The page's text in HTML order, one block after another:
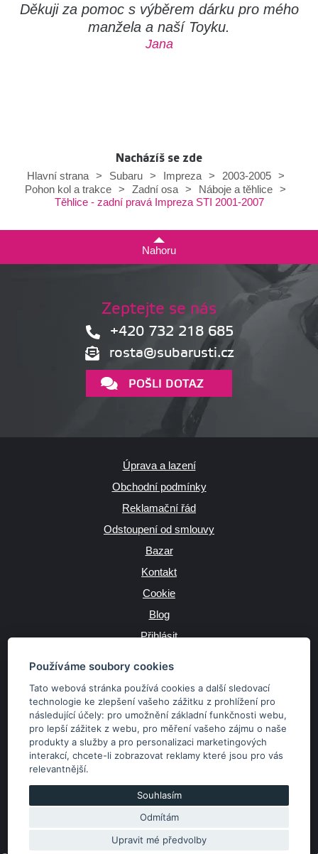
Používáme soubory cookies
Tato webová stránka používá cookies a další sledovací
technologie ke zlepšení vašeho zážitku z prohlížení pro
následující účely: pro umožnění základní funkčnosti webu,
pro lepší zážitek z webu, pro měření vašeho zájmu o naše
produkty a služby a pro personalizaci marketingových
interakcí,chcete-li zobrazovat reklamy které jsou pro vás
relevantnější.
Souhlasím
Odmítám
Upravit mé předvolby
Děkuji za pomoc s výběrem dárku pro mého
manžela a naší Toyku.
Jana
Nacházíš se zde
Hlavní strana
> Subaru > Impreza > 2003-2005
>
Pohon kol a trakce > Zadní osa > Náboje a těhlice >
Těhlice - zadní pravá Impreza STI 2001-2007
Nahoru
Zeptejte se nás
+420 732 218 685
rosta@subarusti.cz
POŠLI DOTAZ
Úprava a lazení
Obchodní podmínky
Reklamační řád
Odstoupení od smlouvy
Bazar
Kontakt
Cookie
Blog
Přihlásit
JAZYK
Kč €
Copyright © 2026 SubaruSTI.cz. Všechna práva vyhrazena.